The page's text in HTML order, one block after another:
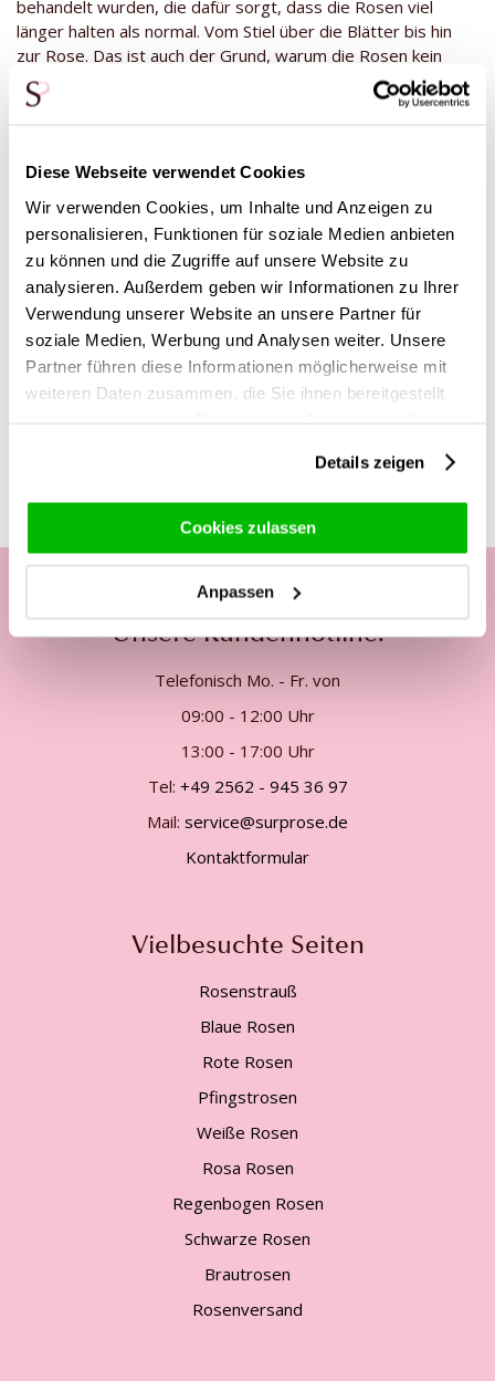
Diese Webseite verwendet Cookies
Wir verwenden Cookies, um Inhalte und Anzeigen zu
personalisieren, Funktionen für soziale Medien anbieten
zu können und die Zugriffe auf unsere Website zu
analysieren. Außerdem geben wir Informationen zu Ihrer
Verwendung unserer Website an unsere Partner für
soziale Medien, Werbung und Analysen weiter. Unsere
Partner führen diese Informationen möglicherweise mit
weiteren Daten zusammen, die Sie ihnen bereitgestellt
Details zeigen
Cookies zulassen
Anpassen
behandelt wurden, die dafür sorgt, dass die Rosen viel
länger halten als normal. Vom Stiel über die Blätter bis hin
zur Rose. Das ist auch der Grund, warum die Rosen kein
Wasser brauchen. Wir empfehlen daher, die Rosen trocken
in eine undurchsichtige Vase zu stellen. Was helfen kann,
sind, so wie du sie haben willst!
*Ausgenommen die Vase auf dem Foto
*Unsere konservierten Rosen sind echte, natürliche Rosen,
die mit biologisch abbaubaren Stoffen behandelt wurden.
Daher kann es vorkommen, dass Blätter nicht perfekt sind,
aber dies ist ein natürlicher Prozess.
Unsere Kundenhotline:
Telefonisch Mo. - Fr. von
09:00 - 12:00 Uhr
13:00 - 17:00 Uhr
Tel: +49 2562 - 945 36 97
Mail: service@surprose.de
Kontaktformular
Vielbesuchte Seiten
Rosenstrauß
Blaue Rosen
Rote Rosen
Pfingstrosen
Weiße Rosen
Rosa Rosen
Regenbogen Rosen
Schwarze Rosen
Brautrosen
Rosenversand